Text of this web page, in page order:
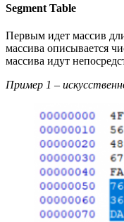
Segment Table
Первым идет массив
массива описывается
массива идут
Пример 1 –